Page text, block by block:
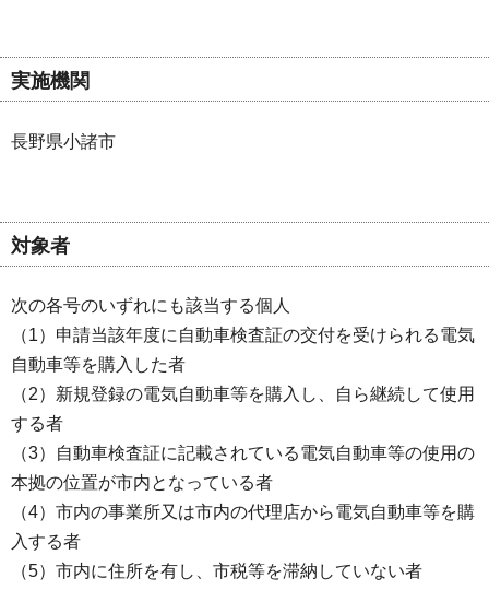
実施機関
長野県小諸市
対象者
次の各号のいずれにも該当する個人
（1）申請当該年度に自動車検査証の交付を受けられる電気
自動車等を購入した者
（2）新規登録の電気自動車等を購入し、自ら継続して使用
する者
（3）自動車検査証に記載されている電気自動車等の使用の
本拠の位置が市内となっている者
（4）市内の事業所又は市内の代理店から電気自動車等を購
入する者
（5）市内に住所を有し、市税等を滞納していない者